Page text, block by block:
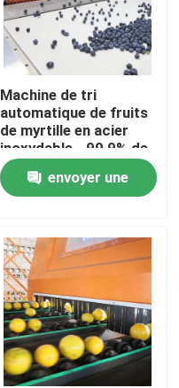
Machine de tri
automatique de fruits
de myrtille en acier
inoxydable - 99,9% de
précision
envoyer une